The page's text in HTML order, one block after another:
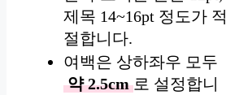
제목 14~16pt 정도가 적
절합니다.
여백은 상하좌우 모두
약 2.5cm 로 설정합니